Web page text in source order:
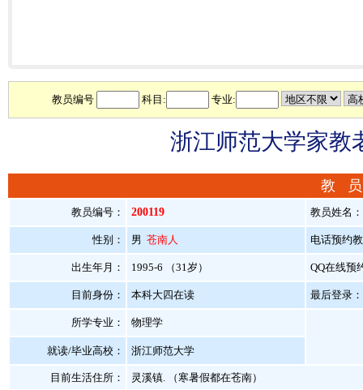
教员编号 科目: 专业:
浙江师范大学家
教
教员编号： 200119 教员姓名
性别： 男 苍南人 电话预约
出生年月： 1995-6 （31岁） QQ在线预
目前身份： 本科大四在读 最后登录
所学专业： 物理学
就读/毕业高校： 浙江师范大学
目前生活住所： 灵溪镇. （寒暑假都在苍南）